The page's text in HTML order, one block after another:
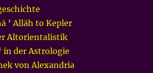
‘ Allāh to Kepler
Altorientalistik
in der Astrologie
von Alexandria